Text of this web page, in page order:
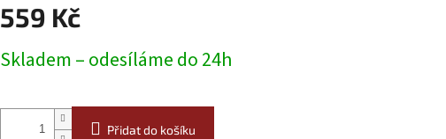
559 Kč
cena:
Skladem – odesíláme do 24h
Přidat do košíku